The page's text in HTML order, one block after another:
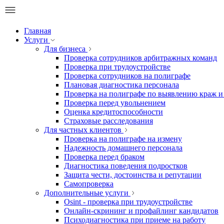
Главная
Услуги
Для бизнеса
Проверка сотрудников арбитражных команд
Проверка при трудоустройстве
Проверка сотрудников на полиграфе
Плановая диагностика персонала
Проверка на полиграфе по выявлению краж и
Проверка перед увольнением
Оценка кредитоспособности
Страховые расследования
Для частных клиентов
Проверка на полиграфе на измену
Надежность домашнего персонала
Проверка перед браком
Диагностика поведения подростков
Защита чести, достоинства и репутации
Самопроверка
Дополнительные услуги
Osint - проверка при трудоустройстве
Онлайн-скрининг и профайлинг кандидатов
Психодиагностика при приеме на работу